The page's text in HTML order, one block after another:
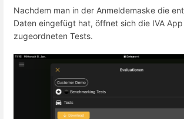
Nachdem man in der Anmeldemaske die
Daten eingefügt hat, öffnet sich die IVA
zugeordneten Tests.